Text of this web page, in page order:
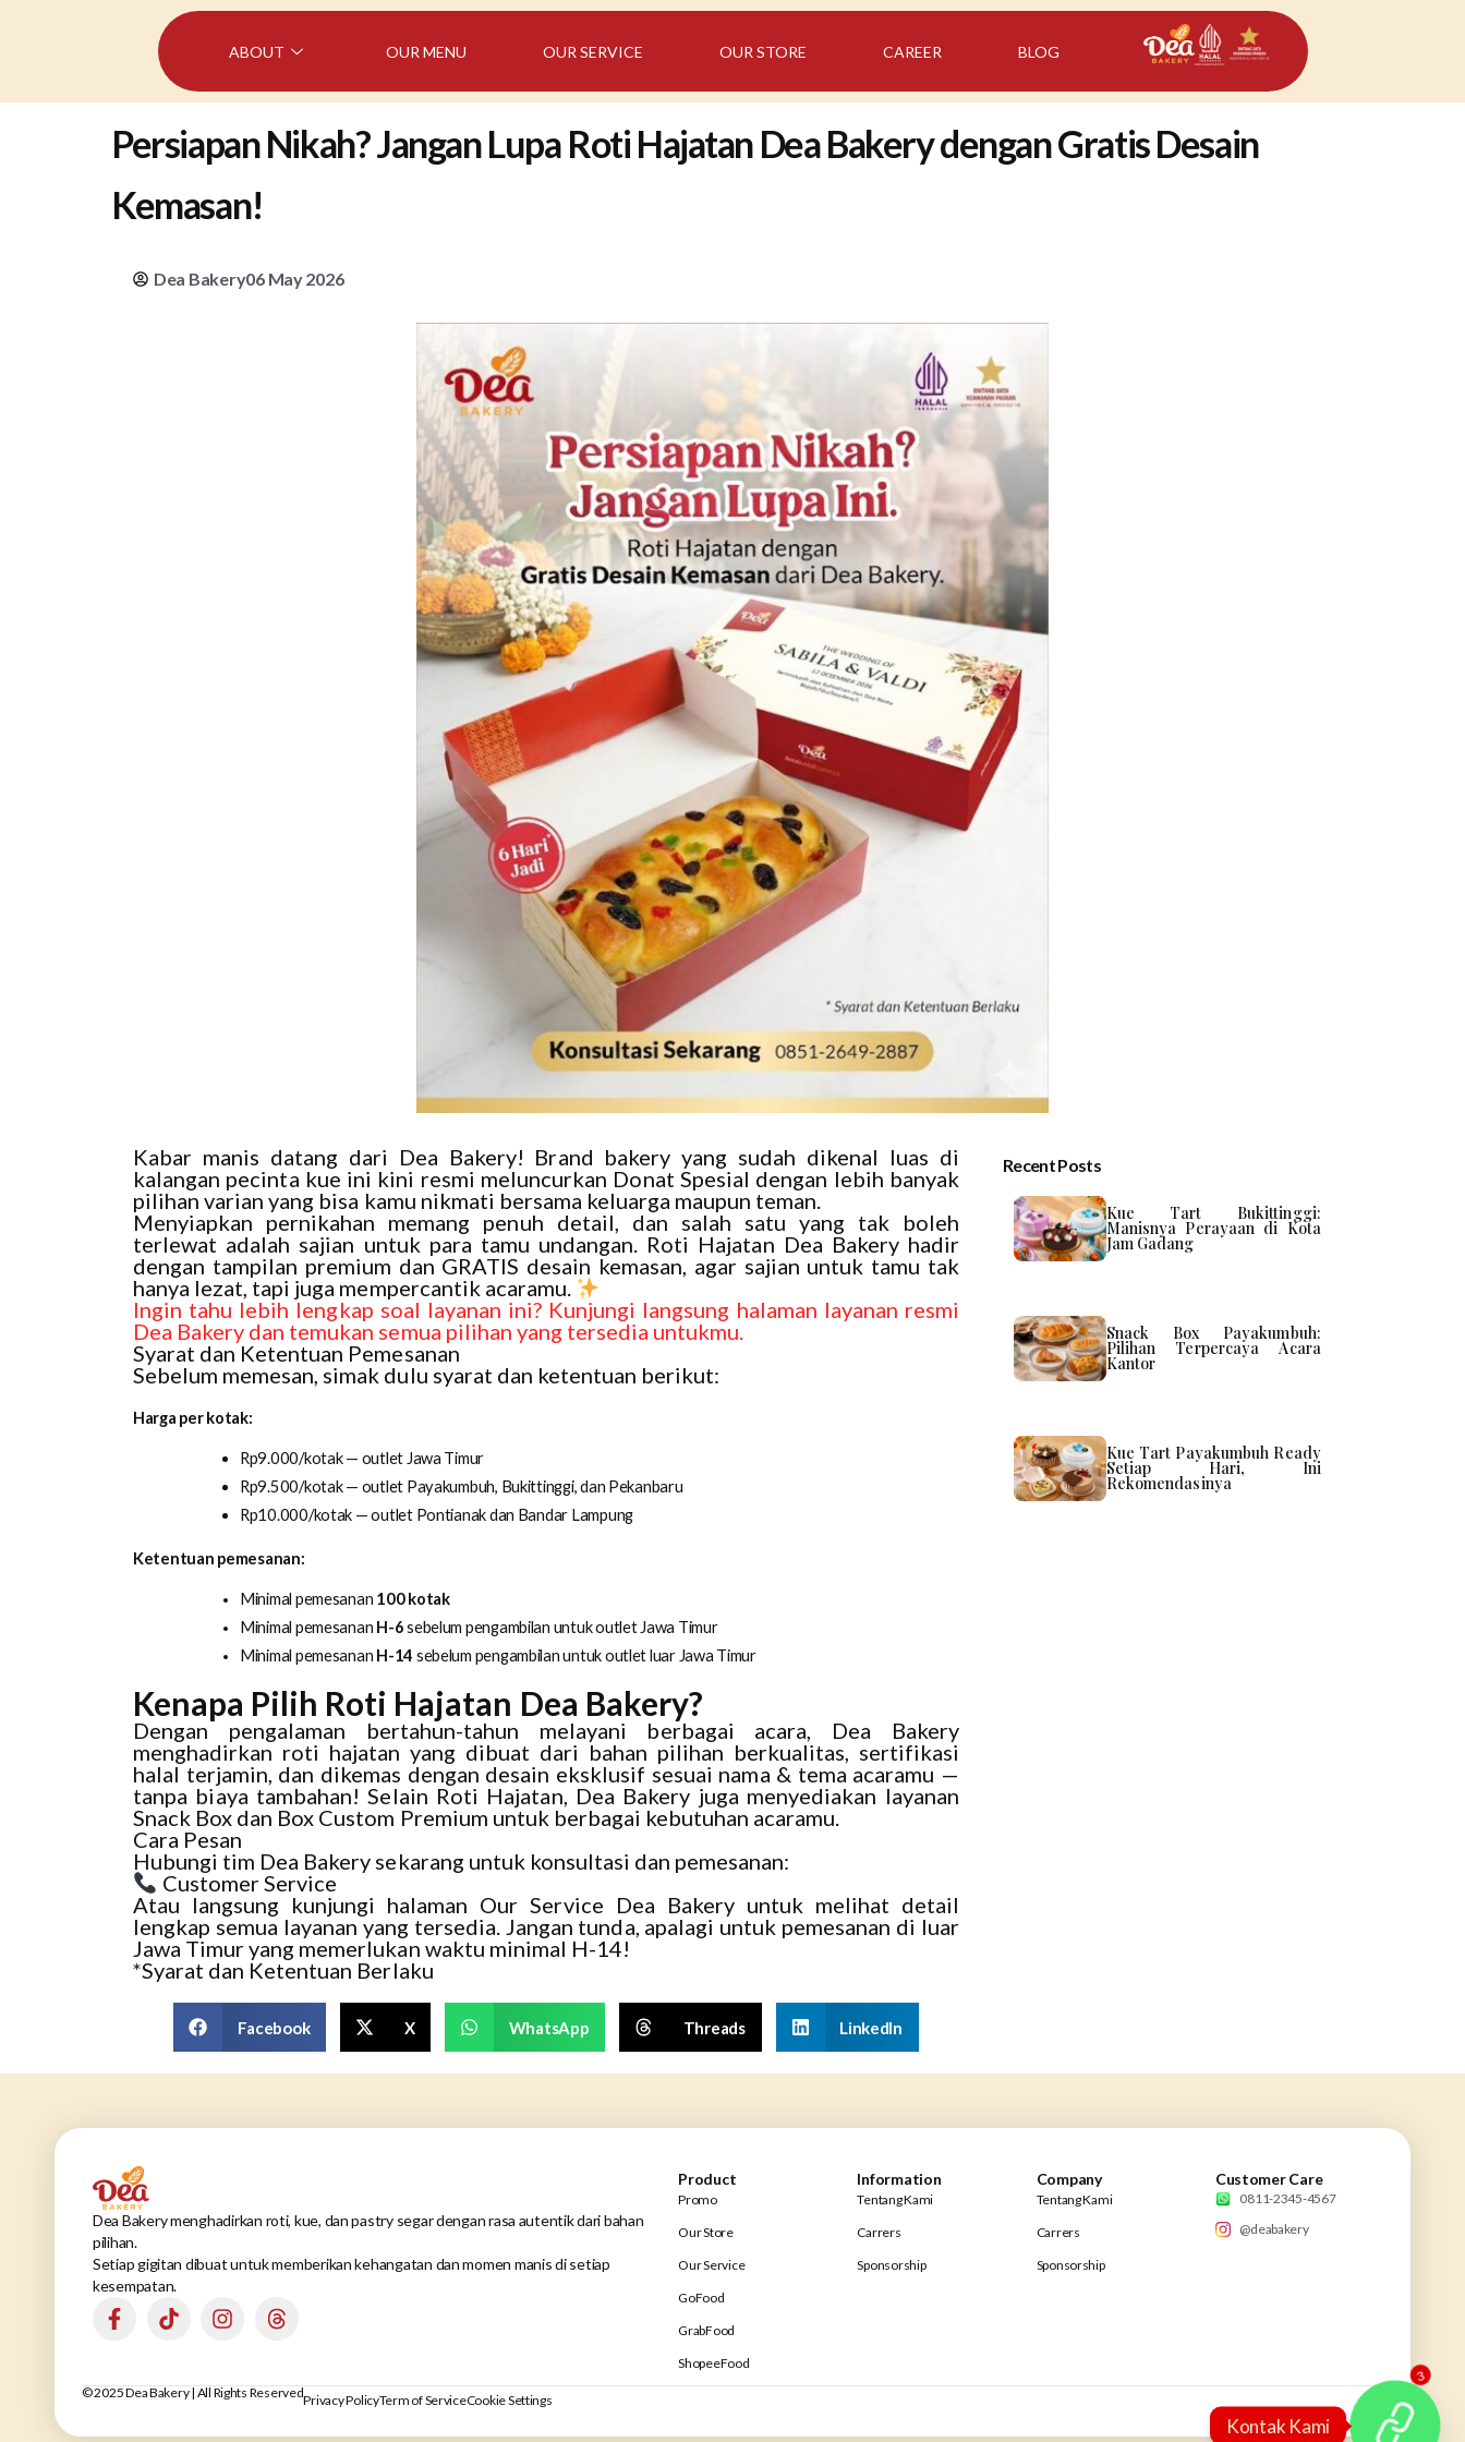
ABOUT OUR MENU OUR SERVICE OUR STORE CAREER BLOG
Persiapan Nikah? Jangan Lupa Roti Hajatan Dea Bakery dengan Gratis Desain
Kemasan!
Dea Bakery06 May 2026
Kabar manis datang dari Dea Bakery! Brand bakery yang sudah dikenal luas di
kalangan pecinta kue ini kini resmi meluncurkan Donat Spesial dengan lebih banyak
pilihan varian yang bisa kamu nikmati bersama keluarga maupun teman.
Menyiapkan pernikahan memang penuh detail, dan salah satu yang tak boleh
terlewat adalah sajian untuk para tamu undangan. Roti Hajatan Dea Bakery hadir
dengan tampilan premium dan GRATIS desain kemasan, agar sajian untuk tamu tak
hanya lezat, tapi juga mempercantik acaramu.
Ingin tahu lebih lengkap soal layanan ini? Kunjungi langsung halaman layanan resmi
Dea Bakery dan temukan semua pilihan yang tersedia untukmu.
Syarat dan Ketentuan Pemesanan
Sebelum memesan, simak dulu syarat dan ketentuan berikut:
Harga per kotak:
Rp9.000/kotak — outlet Jawa Timur
Rp9.500/kotak — outlet Payakumbuh, Bukittinggi, dan Pekanbaru
Rp10.000/kotak — outlet Pontianak dan Bandar Lampung
Ketentuan pemesanan:
Minimal pemesanan 100 kotak
Minimal pemesanan H-6 sebelum pengambilan untuk outlet Jawa Timur
Minimal pemesanan H-14 sebelum pengambilan untuk outlet luar Jawa Timur
Kenapa Pilih Roti Hajatan Dea Bakery?
Dengan pengalaman bertahun-tahun melayani berbagai acara, Dea Bakery
menghadirkan roti hajatan yang dibuat dari bahan pilihan berkualitas, sertifikasi
halal terjamin, dan dikemas dengan desain eksklusif sesuai nama & tema acaramu —
tanpa biaya tambahan! Selain Roti Hajatan, Dea Bakery juga menyediakan layanan
Snack Box dan Box Custom Premium untuk berbagai kebutuhan acaramu.
Cara Pesan
Hubungi tim Dea Bakery sekarang untuk konsultasi dan pemesanan:
Customer Service
Atau langsung kunjungi halaman Our Service Dea Bakery untuk melihat detail
lengkap semua layanan yang tersedia. Jangan tunda, apalagi untuk pemesanan di luar
Jawa Timur yang memerlukan waktu minimal H-14!
*Syarat dan Ketentuan Berlaku
Facebook X WhatsApp Threads LinkedIn
Recent Posts
Kue Tart Bukittinggi:
Manisnya Perayaan di Kota
Jam Gadang
Snack Box Payakumbuh:
Pilihan Terpercaya Acara
Kantor
Kue Tart Payakumbuh Ready
Setiap Hari, Ini
Rekomendasinya
Dea Bakery menghadirkan roti, kue, dan pastry segar dengan rasa autentik dari bahan
pilihan.
Setiap gigitan dibuat untuk memberikan kehangatan dan momen manis di setiap
kesempatan.
Product
Promo
Our Store
Our Service
GoFood
GrabFood
ShopeeFood
Information
Tentang Kami
Carrers
Sponsorship
Company
Tentang Kami
Carrers
Sponsorship
Customer Care
0811-2345-4567
@deabakery
© 2025 Dea Bakery | All Rights Reserved Cookie Settings
Term of Service
Privacy Policy
3
Kontak Kami